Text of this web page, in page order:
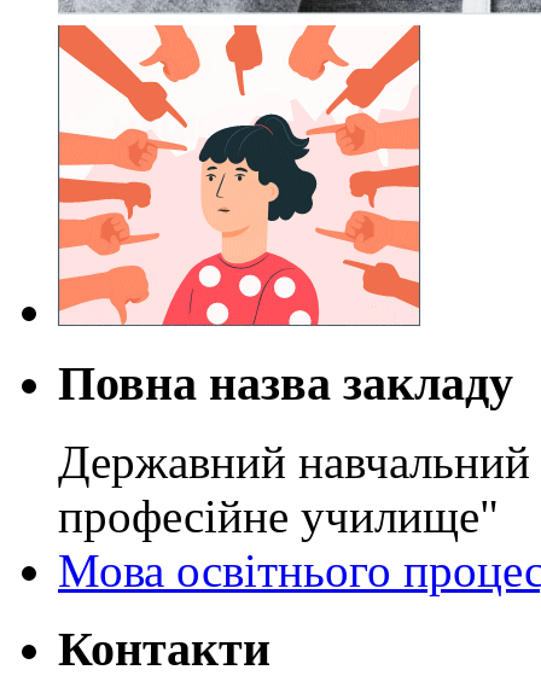
Повна назва закладу
Державний навчальний
професійне училище"
Мова освітнього
Контакти